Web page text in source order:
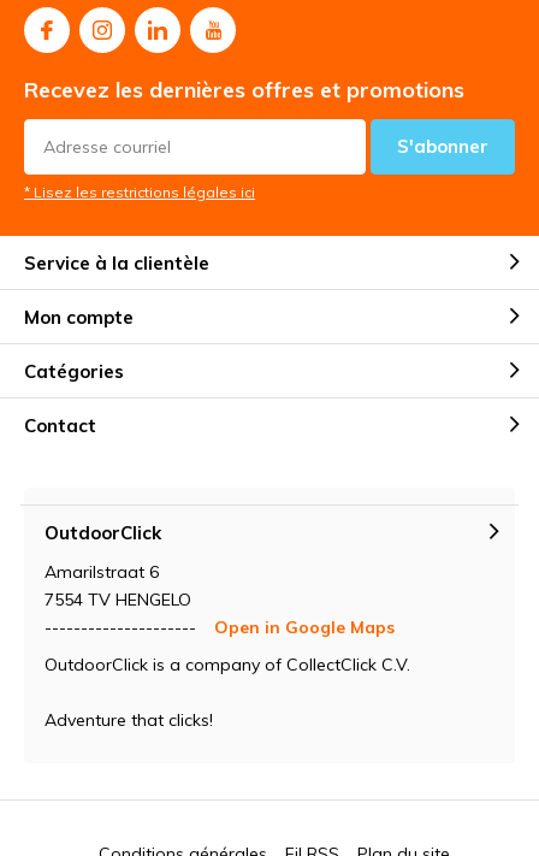
Recevez les dernières offres et promotions
S'abonner
* Lisez les restrictions légales ici
Service à la clientèle
Mon compte
Catégories
Contact
OutdoorClick
Amarilstraat 6
7554 TV HENGELO
---------------------
Open in Google Maps
OutdoorClick is a company of CollectClick C.V.
Adventure that clicks!